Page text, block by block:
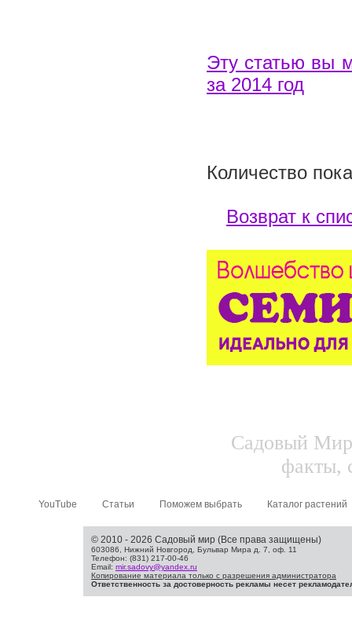
Эту статью вы
за 2014 год
Количество
Возврат к
Садовый
факты,
YouTube Статьи Поможем выбрать Каталог растений
© 2010 - 2026 Садовый мир (Все права защищены)
603086, Нижний Новгород, Бульвар Мира д. 7, оф. 11
Телефон: (831) 217-00-46
Email: mir.sadovy@yandex.ru
Копирование материала только с разрешения администратора
Ответственность за достоверность рекламы несет